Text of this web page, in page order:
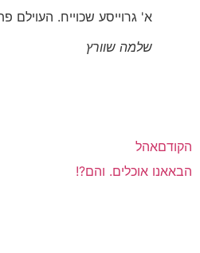
א' גרוייסע שכוייח.
שלמה שוורץ
הקודםאהל
הבאאנו אוכלים. והם?!